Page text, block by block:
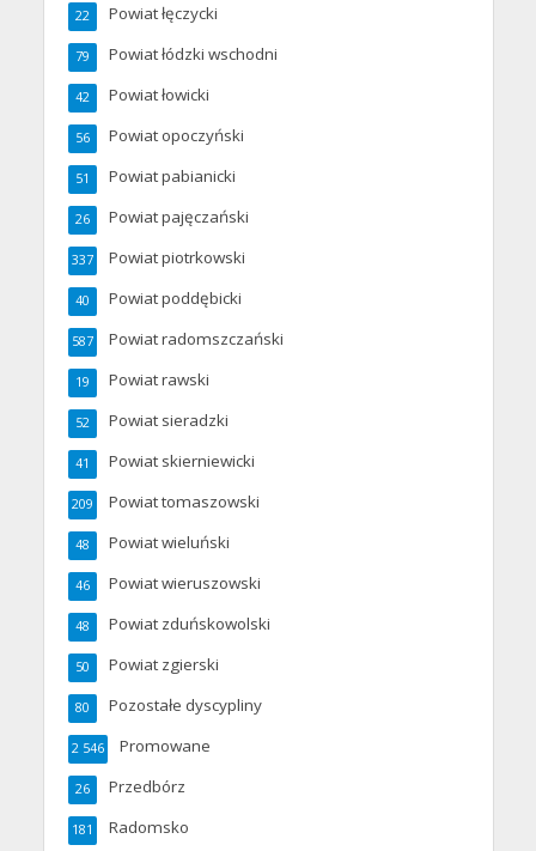
Powiat łęczycki
22
Powiat łódzki wschodni
79
Powiat łowicki
42
Powiat opoczyński
56
Powiat pabianicki
51
Powiat pajęczański
26
Powiat piotrkowski
337
Powiat poddębicki
40
Powiat radomszczański
587
Powiat rawski
19
Powiat sieradzki
52
Powiat skierniewicki
41
Powiat tomaszowski
209
Powiat wieluński
48
Powiat wieruszowski
46
Powiat zduńskowolski
48
Powiat zgierski
50
Pozostałe dyscypliny
80
Promowane
2 546
Przedbórz
26
Radomsko
181